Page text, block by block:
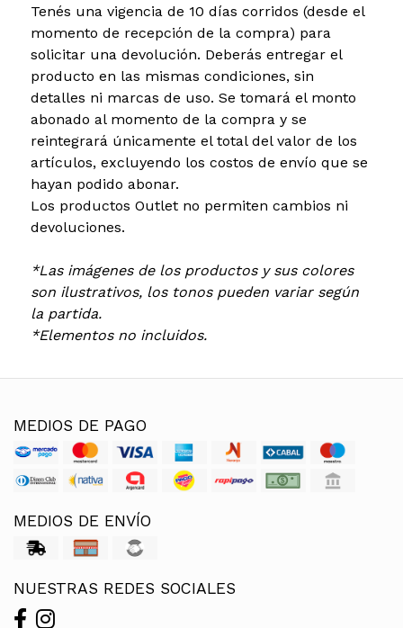
Tenés una vigencia de 10 días corridos (desde el
momento de recepción de la compra) para
solicitar una devolución. Deberás entregar el
producto en las mismas condiciones, sin
detalles ni marcas de uso. Se tomará el monto
abonado al momento de la compra y se
reintegrará únicamente el total del valor de los
artículos, excluyendo los costos de envío que se
hayan podido abonar.
Los productos Outlet no permiten cambios ni
devoluciones.
*Las imágenes de los productos y sus colores
son ilustrativos, los tonos pueden variar según
la partida.
*Elementos no incluidos.
MEDIOS DE PAGO
MEDIOS DE ENVÍO
NUESTRAS REDES SOCIALES